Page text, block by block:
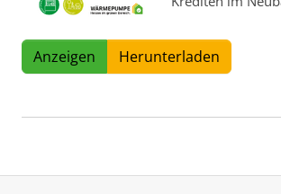
Anzeigen Herunterladen